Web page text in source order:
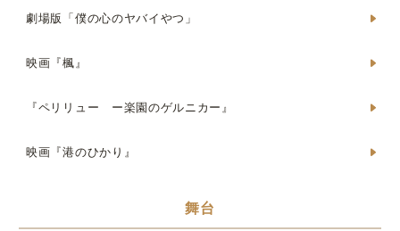
劇場版「僕の心のヤバイやつ」
映画『楓』
『ペリリュー ー楽園のゲルニカー』
映画『港のひかり』
舞台